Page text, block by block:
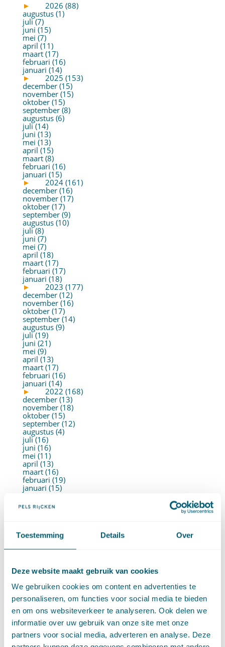
Toestemming Details Over
Deze website maakt gebruik van cookies
We gebruiken cookies om content en advertenties te
personaliseren, om functies voor social media te bieden
en om ons websiteverkeer te analyseren. Ook delen we
informatie over uw gebruik van onze site met onze
partners voor social media, adverteren en analyse. Deze
►
2026 (88)
augustus (1)
juli (7)
juni (15)
mei (7)
april (11)
maart (17)
februari (16)
januari (14)
►
2025 (153)
december (15)
november (15)
oktober (15)
september (8)
augustus (6)
juli (14)
juni (13)
mei (13)
april (15)
maart (8)
februari (16)
januari (15)
►
2024 (161)
december (16)
november (17)
oktober (17)
september (9)
augustus (10)
juli (8)
juni (7)
mei (7)
april (18)
maart (17)
februari (17)
januari (18)
►
2023 (177)
december (12)
november (16)
oktober (17)
september (14)
augustus (9)
juli (19)
juni (21)
mei (9)
april (13)
maart (17)
februari (16)
januari (14)
►
2022 (168)
december (13)
november (18)
oktober (15)
september (12)
augustus (4)
juli (16)
juni (16)
mei (11)
april (13)
maart (16)
februari (19)
januari (15)
►
december (15)
november (9)
augustus (7)
juni (14)
april (11)
maart (14)
februari (11)
januari (15)
►
2020 (154)
december (6)
november (14)
oktober (14)
september (8)
augustus (2)